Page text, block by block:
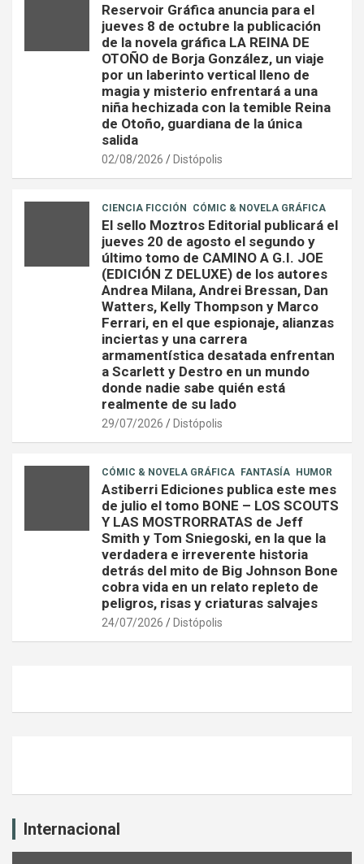
Reservoir Gráfica anuncia para el
jueves 8 de octubre la publicación
de la novela gráfica LA REINA DE
OTOÑO de Borja González, un viaje
por un laberinto vertical lleno de
magia y misterio enfrentará a una
niña hechizada con la temible Reina
de Otoño, guardiana de la única
salida
02/08/2026 Distópolis
CIENCIA FICCIÓN CÓMIC & NOVELA GRÁFICA
El sello Moztros Editorial publicará el
jueves 20 de agosto el segundo y
último tomo de CAMINO A G.I. JOE
(EDICIÓN Z DELUXE) de los autores
Andrea Milana, Andrei Bressan, Dan
Watters, Kelly Thompson y Marco
Ferrari, en el que espionaje, alianzas
inciertas y una carrera
armamentística desatada enfrentan
a Scarlett y Destro en un mundo
donde nadie sabe quién está
realmente de su lado
29/07/2026 Distópolis
CÓMIC & NOVELA GRÁFICA FANTASÍA HUMOR
Astiberri Ediciones publica este mes
de julio el tomo BONE – LOS SCOUTS
Y LAS MOSTRORRATAS de Jeff
Smith y Tom Sniegoski, en la que la
verdadera e irreverente historia
detrás del mito de Big Johnson Bone
cobra vida en un relato repleto de
peligros, risas y criaturas salvajes
24/07/2026 Distópolis
Internacional